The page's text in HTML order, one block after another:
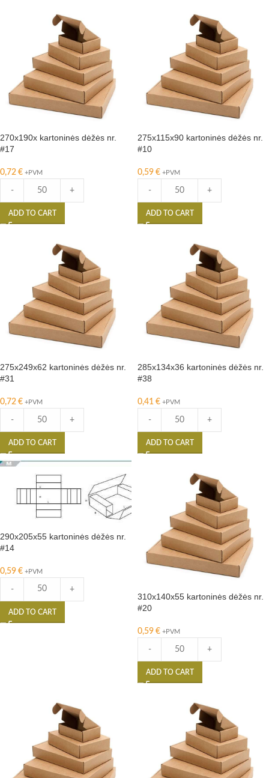
270x190x kartoninės dėžės nr.
#17
0,72 € +PVM
- +
ADD TO CART
275x115x90 kartoninės dėžės nr.
#10
0,59 € +PVM
- +
ADD TO CART
275x249x62 kartoninės dėžės nr.
#31
0,72 € +PVM
- +
ADD TO CART
285x134x36 kartoninės dėžės nr.
#38
0,41 € +PVM
- +
ADD TO CART
290x205x55 kartoninės dėžės nr.
#14
0,59 € +PVM
- +
ADD TO CART
310x140x55 kartoninės dėžės nr.
#20
0,59 € +PVM
- +
ADD TO CART